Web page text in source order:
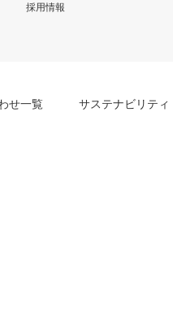
採用情報
せ一覧 サステナビリティ